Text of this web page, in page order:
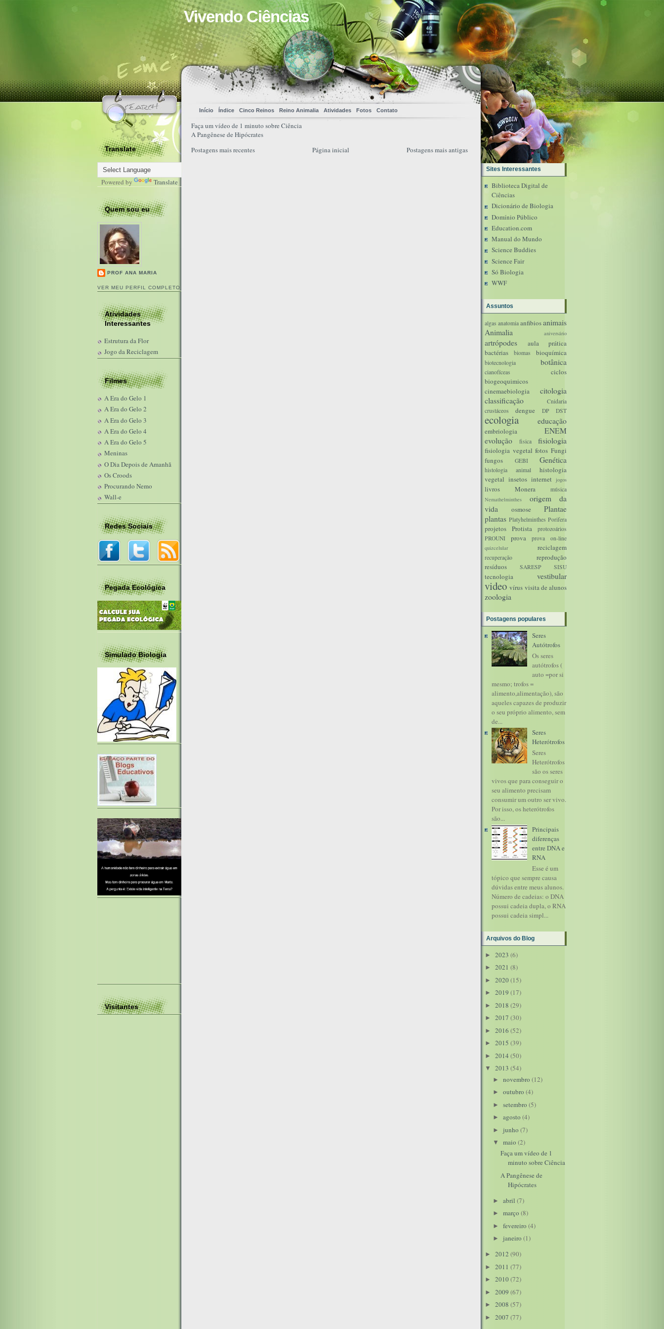
Vivendo Ciências
Início Índice Cinco Reinos Reino Animalia Atividades Fotos Contato
Translate
Powered by Translate
Quem sou eu
PROF ANA MARIA
VER MEU PERFIL COMPLETO
Atividades
Interessantes
Estrutura da Flor
Jogo da Reciclagem
Filmes
A Era do Gelo 1
A Era do Gelo 2
A Era do Gelo 3
A Era do Gelo 4
A Era do Gelo 5
Meninas
O Dia Depois de Amanhã
Os Croods
Procurando Nemo
Wall-e
Redes Sociais
Pegada Ecológica
Simulado Biologia
Visitantes
Faça um vídeo de 1 minuto sobre Ciência
A Pangênese de Hipócrates
Postagens mais recentes
Postagens mais antigas
Página inicial
Sites Interessantes
Biblioteca Digital de
Ciências
Dicionário de Biologia
Domínio Público
Education.com
Manual do Mundo
Science Buddies
Science Fair
Só Biologia
WWF
Assuntos
algas anatomia anfibiosanimais
Animalia
aniversário
artrópodes
aula prática
bactérias
biomas bioquímica
biotecnologia botânica
cianofíceas
ciclos
biogeoquimicos
cinemaebiologia
citologia
classificação
Cnidaria
crustáceos
dengue DP DST
ecologia educação
embriologia
ENEM
evolução
fisica fisiologia
fisiologia vegetal fotos Fungi
fungos
GEBI Genética
histologia animal
histologia
vegetal insetos internet jogos
livros Monera música
Nemathelminthes
origem da
vida
osmose
Plantae
plantas Platyhelminthes Porifera
projetos Protista
protozoários
PROUNI
prova prova on-line
quizcelular reciclagem
recuperação
reprodução
resíduos
SARESP SISU
tecnologia vestibular
video vírus visita de alunos
zoologia
Postagens populares
Seres
Autótrofos
Os seres
autótrofos (
auto =por si
mesmo; trofos =
alimento,alimentação), são
aqueles capazes de produzir
o seu próprio alimento, sem
de...
Seres
Heterótrofos
Seres
Heterótrofos
são os seres
vivos que para conseguir o
seu alimento precisam
consumir um outro ser vivo.
Por isso, os heterótrofos
são...
Principais
diferenças
entre DNA e
RNA
Esse é um
tópico que sempre causa
dúvidas entre meus alunos.
Número de cadeias: o DNA
possui cadeia dupla, o RNA
possui cadeia simpl...
Arquivos do Blog
► 2023 (6)
► 2021 (8)
► 2020 (15)
► 2019 (17)
► 2018 (29)
► 2017 (30)
► 2016 (52)
► 2015 (39)
► 2014 (50)
▼ 2013 (54)
► novembro (12)
► outubro (4)
► setembro (5)
► agosto (4)
► junho (7)
▼ maio (2)
Faça um vídeo de 1
minuto sobre Ciência
A Pangênese de
Hipócrates
► abril (7)
► março (8)
► fevereiro (4)
► janeiro (1)
► 2012 (90)
► 2011 (77)
► 2010 (72)
► 2009 (67)
► 2008 (57)
► 2007 (77)